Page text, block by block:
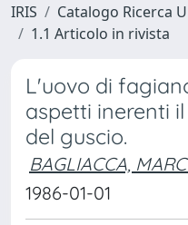
IRIS Catalogo Ricerca
1.1 Articolo in rivista
L'uovo di
aspetti inerenti
del guscio.
BAGLIACCA,
1986-01-01